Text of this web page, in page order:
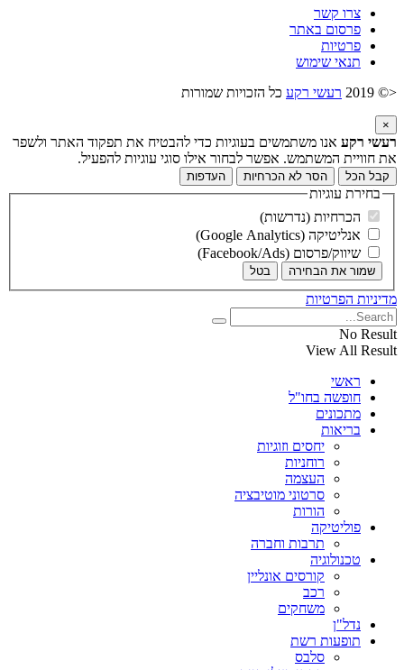
צרו קשר
פרסום באתר
פרטיות
תנאי שימוש
<© 2019
רעשי רקע כל הזכויות שמורות
×
רעשי רקע אנו משתמשים בעוגיות כדי להבטיח את תפקוד האתר ולשפר
את חוויית המשתמש. אפשר לבחור אילו סוגי עוגיות להפעיל.
קבל הכל הסר לא הכרחיות העדפות
בחירת עוגיות
הכרחיות (נדרשות)
אנליטיקה (Google Analytics)
שיווק/פרסום (Facebook/Ads)
שמור את הבחירה בטל
מדיניות הפרטיות
No Result
View All Result
ראשי
חופשה בחו"ל
מתכונים
בריאות
יחסים וזוגיות
רוחניות
העצמה
סרטוני מוטיבציה
הורות
פוליטיקה
תרבות וחברה
טכנולוגיה
קורסים אונליין
רכב
משחקים
נדל"ן
תופעות רשת
סלבס